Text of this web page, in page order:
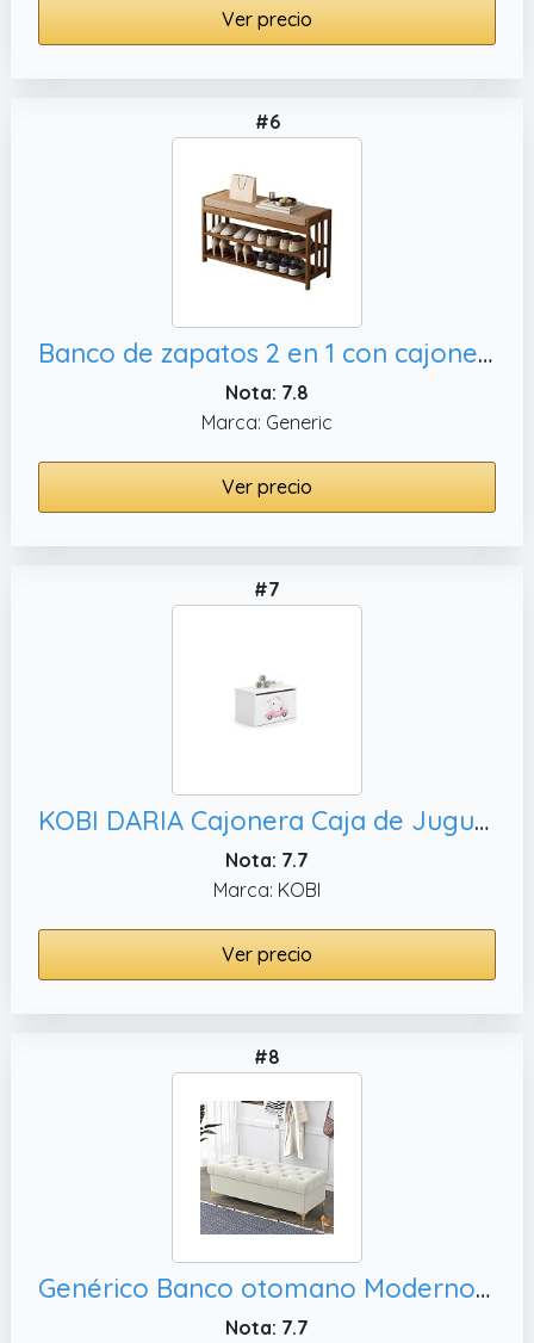
Ver precio
#6
Banco de zapatos 2 en 1 con cajonera – Zapatero y nizer para entrada, pasillo y sala de estar – Disponible en tamaños de 50/60/70/80/90 cm
Nota: 7.8
Marca: Generic
Ver precio
#7
KOBI DARIA Cajonera Caja de Juguetes con Cajón | Grande 73 x 42 x 40 CM | Baúl Blanco Muebles para Habitación de Niños | Banco de Almacenamiento para Niños | Cajas de Almacenamiento
Nota: 7.7
Marca: KOBI
Ver precio
#8
Genérico Banco otomano Moderno de Terciopelo con Base Dorada - Cajonera tapizada para el pie de la Cama, Sala de Estar y recibidor - Disponible en 60/80/100/120 cm
Nota: 7.7